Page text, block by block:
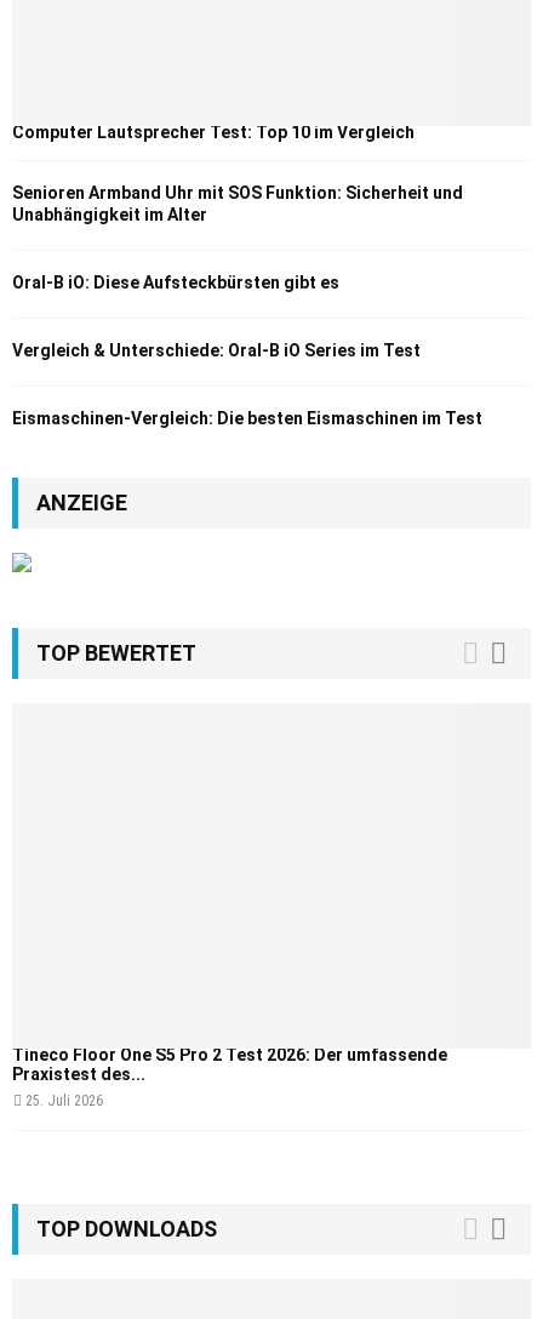
Computer Lautsprecher Test: Top 10 im Vergleich
Senioren Armband Uhr mit SOS Funktion: Sicherheit und
Unabhängigkeit im Alter
Oral-B iO: Diese Aufsteckbürsten gibt es
Vergleich & Unterschiede: Oral-B iO Series im Test
Eismaschinen-Vergleich: Die besten Eismaschinen im Test
ANZEIGE
TOP BEWERTET
Tineco Floor One S5 Pro 2 Test 2026: Der umfassende
Praxistest des...
25. Juli 2026
TOP DOWNLOADS